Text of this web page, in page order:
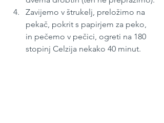
Zavijemo v štrukelj, preložimo na
pekač, pokrit s papirjem za peko,
in pečemo v pečici, ogreti na 180
stopinj Celzija nekako 40 minut.